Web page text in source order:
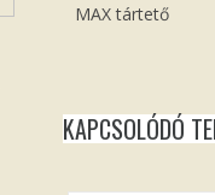
MAX tártető
KAPCSOLÓDÓ